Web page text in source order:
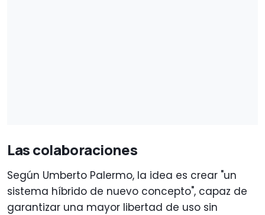
Las colaboraciones
Según Umberto Palermo, la idea es crear "un
sistema híbrido de nuevo concepto", capaz de
garantizar una mayor libertad de uso sin